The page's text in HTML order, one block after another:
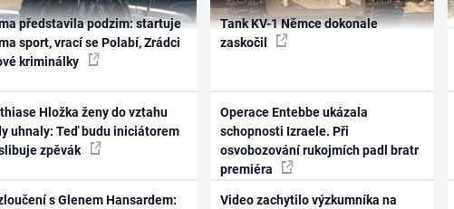
představila podzim: startuje
sport, vrací se Polabí, Zrádci
kriminálky
Hložka ženy do vztahu
uhnaly: Teď budu iniciátorem
zpěvák
s Glenem Hansardem:
Tank KV-1 Němce dokonale
zaskočil
Operace Entebbe ukázala
schopnosti Izraele. Při
osvobozování rukojmích padl bratr
premiéra
Video zachytilo výzkumníka na